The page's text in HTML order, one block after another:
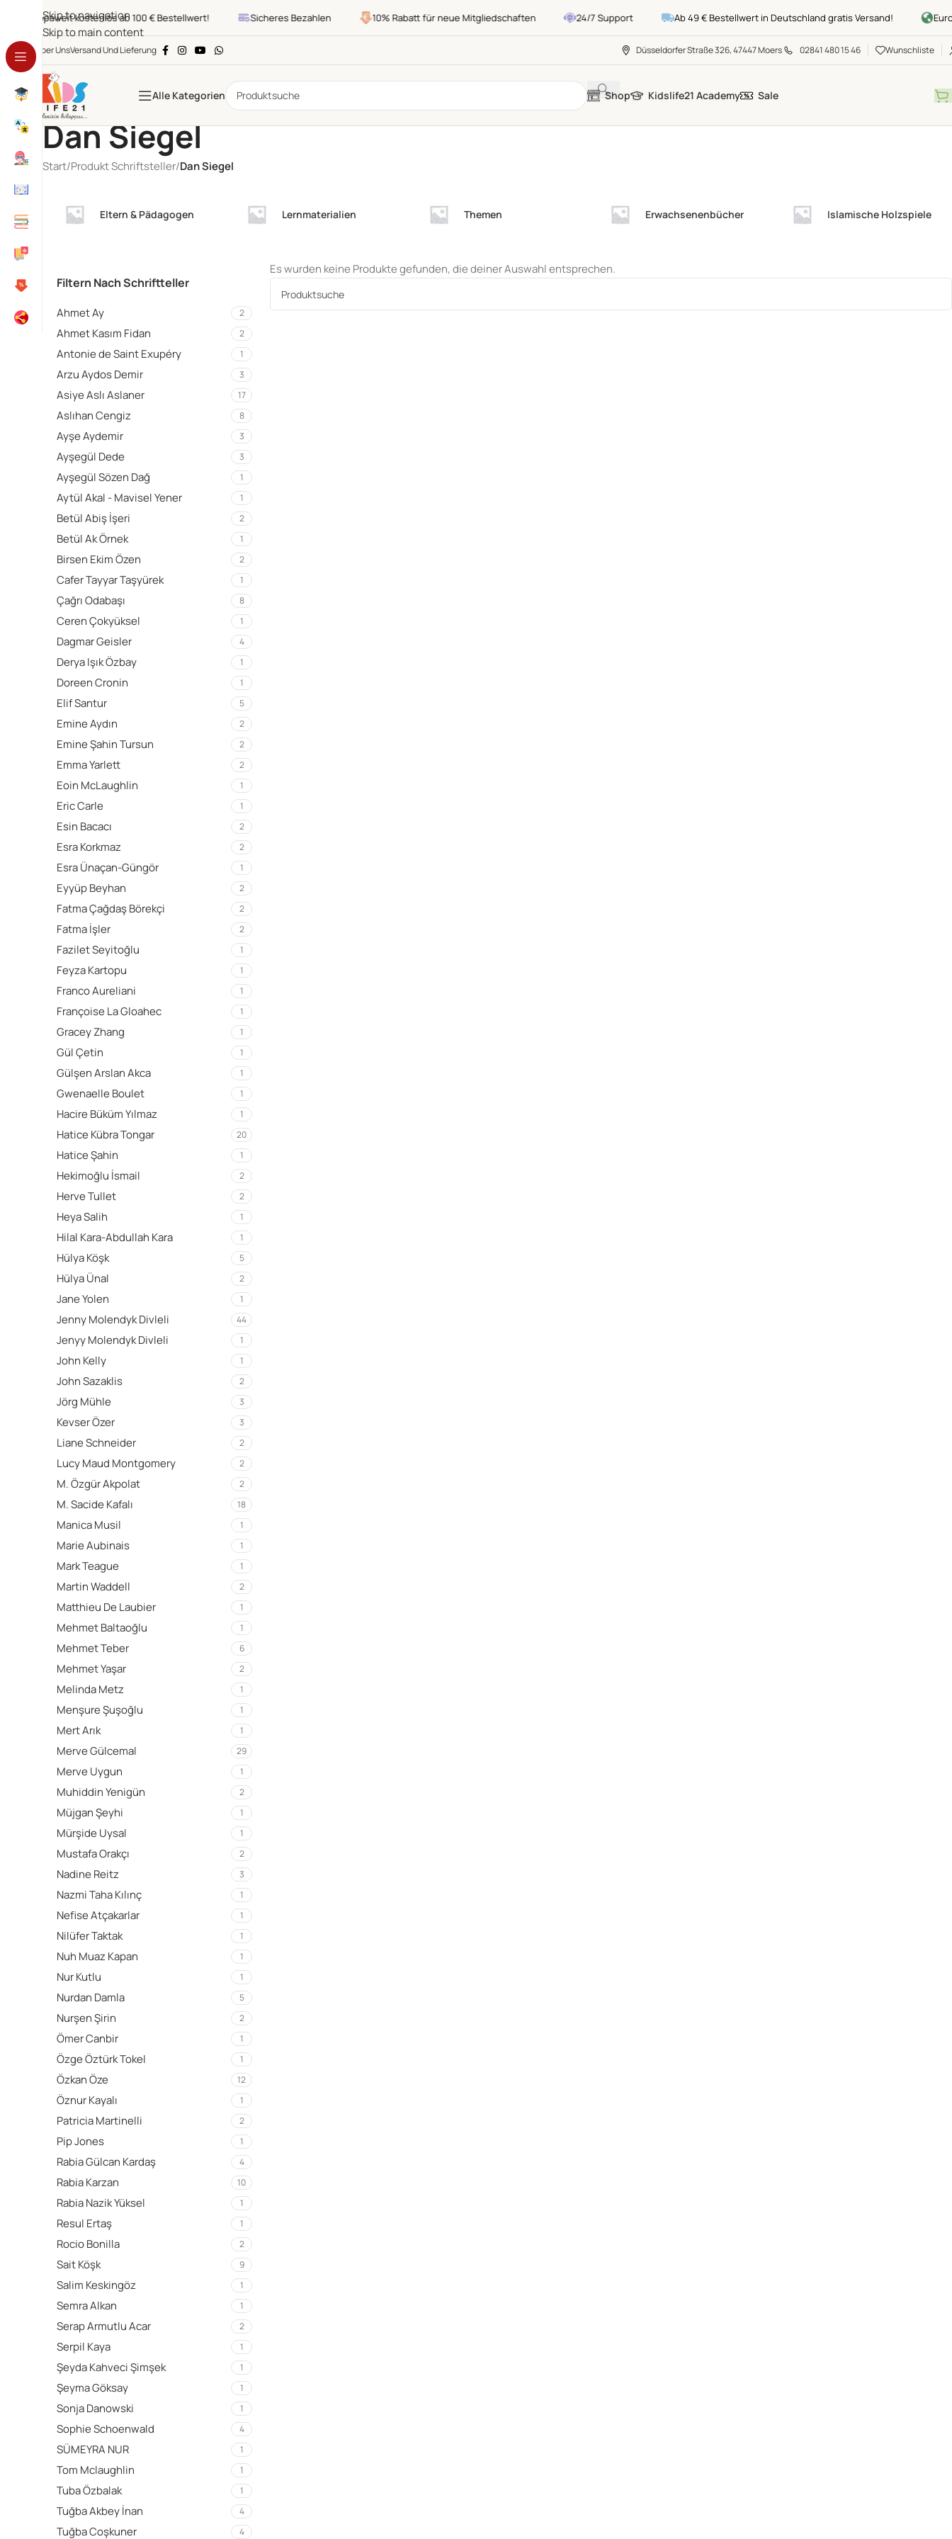
Skip to navigation
Skip to main content
Europaweit kostenlos ab 100 € Bestellwert! Sicheres Bezahlen 10% Rabatt für neue Mitgliedschaften 24/7 Support Ab 49 € Bestellwert in Deutschland gratis Versand!
Über UnsVersand Und Lieferung Düsseldorfer Straße 326, 47447 Moers 02841 480 15 46 Wunschliste
Alle Kategorien Shop Kidslife21 Academy Sale
Dan Siegel
Start/Produkt Schriftsteller/Dan Siegel
Eltern & Pädagogen Lernmaterialien Themen Erwachsenenbücher Islamische Holzspiele
Filtern Nach Schriftteller
Ahmet Ay 2
Ahmet Kasım Fidan 2
Antonie de Saint Exupéry 1
Arzu Aydos Demir 3
Asiye Aslı Aslaner 17
Aslıhan Cengiz 8
Ayşe Aydemir 3
Ayşegül Dede 3
Ayşegül Sözen Dağ 1
Aytül Akal - Mavisel Yener 1
Betül Abiş İşeri 2
Betül Ak Örnek 1
Birsen Ekim Özen 2
Cafer Tayyar Taşyürek 1
Çağrı Odabaşı 8
Ceren Çokyüksel 1
Dagmar Geisler 4
Derya Işık Özbay 1
Doreen Cronin 1
Elif Santur 5
Emine Aydın 2
Emine Şahin Tursun 2
Emma Yarlett 2
Eoin McLaughlin 1
Eric Carle 1
Esin Bacacı 2
Esra Korkmaz 2
Esra Ünaçan-Güngör 1
Eyyüp Beyhan 2
Fatma Çağdaş Börekçi 2
Fatma İşler 2
Fazilet Seyitoğlu 1
Feyza Kartopu 1
Franco Aureliani 1
Françoise La Gloahec 1
Gracey Zhang 1
Gül Çetin 1
Gülşen Arslan Akca 1
Gwenaelle Boulet 1
Hacire Büküm Yılmaz 1
Hatice Kübra Tongar 20
Hatice Şahin 1
Hekimoğlu İsmail 2
Herve Tullet 2
Heya Salih 1
Hilal Kara-Abdullah Kara 1
Hülya Köşk 5
Hülya Ünal 2
Jane Yolen 1
Jenny Molendyk Divleli 44
Jenyy Molendyk Divleli 1
John Kelly 1
John Sazaklis 2
Jörg Mühle 3
Kevser Özer 3
Liane Schneider 2
Lucy Maud Montgomery 2
M. Özgür Akpolat 2
M. Sacide Kafalı 18
Manica Musil 1
Marie Aubinais 1
Mark Teague 1
Martin Waddell 2
Matthieu De Laubier 1
Mehmet Baltaoğlu 1
Mehmet Teber 6
Mehmet Yaşar 2
Melinda Metz 1
Menşure Şuşoğlu 1
Mert Arık 1
Merve Gülcemal 29
Merve Uygun 1
Muhiddin Yenigün 2
Müjgan Şeyhi 1
Mürşide Uysal 1
Mustafa Orakçı 2
Nadine Reitz 3
Nazmi Taha Kılınç 1
Nefise Atçakarlar 1
Nilüfer Taktak 1
Nuh Muaz Kapan 1
Nur Kutlu 1
Nurdan Damla 5
Nurşen Şirin 2
Ömer Canbir 1
Özge Öztürk Tokel 1
Özkan Öze 12
Öznur Kayalı 1
Patricia Martinelli 2
Pip Jones 1
Rabia Gülcan Kardaş 4
Rabia Karzan 10
Rabia Nazik Yüksel 1
Resul Ertaş 1
Rocio Bonilla 2
Sait Köşk 9
Salim Keskingöz 1
Semra Alkan 1
Serap Armutlu Acar 2
Serpil Kaya 1
Şeyda Kahveci Şimşek 1
Şeyma Göksay 1
Sonja Danowski 1
Sophie Schoenwald 4
SÜMEYRA NUR 1
Tom Mclaughlin 1
Tuba Özbalak 1
Tuğba Akbey İnan 4
Tuğba Coşkuner 4
Es wurden keine Produkte gefunden, die deiner Auswahl entsprechen.